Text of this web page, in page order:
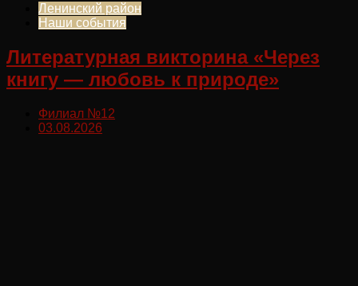
Ленинский район
Наши события
Литературная викторина «Через
книгу — любовь к природе»
Филиал №12
03.08.2026